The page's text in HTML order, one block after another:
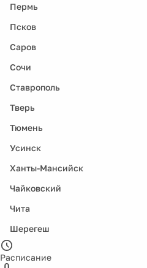
Пермь
Псков
Саров
Сочи
Ставрополь
Тверь
Тюмень
Усинск
Ханты-Мансийск
Чайковский
Чита
Шерегеш
Расписание